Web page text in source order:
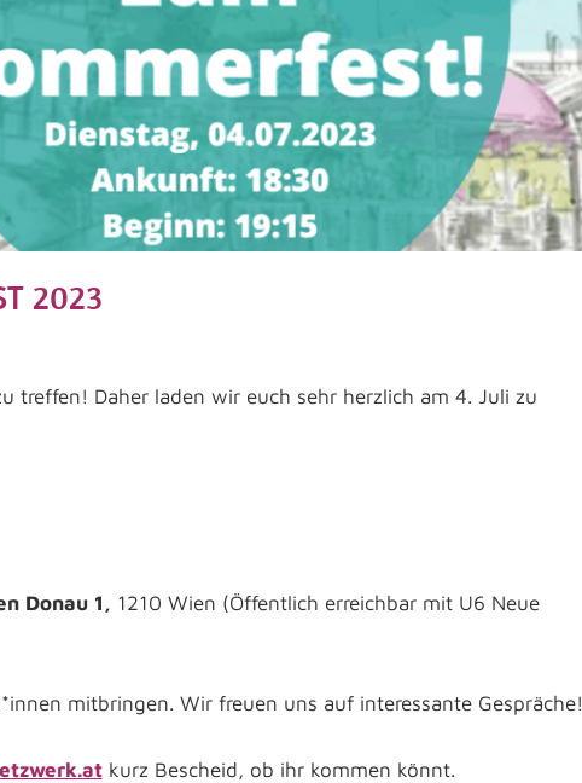
2023
treffen! Daher laden wir euch sehr herzlich am 4. Juli zu
Donau 1, 1210 Wien (Öffentlich erreichbar mit U6 Neue
mitbringen. Wir freuen uns auf interessante Gespräche!
kurz Bescheid, ob ihr kommen könnt.